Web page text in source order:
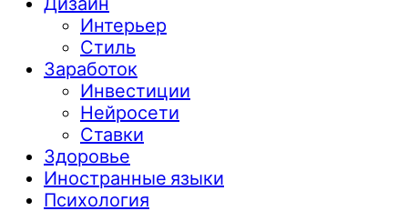
Интерьер
Стиль
Заработок
Инвестиции
Нейросети
Ставки
Здоровье
Иностранные языки
Психология